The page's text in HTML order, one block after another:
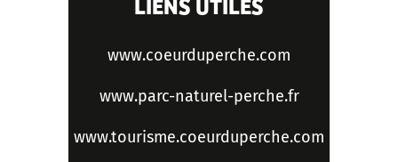
www.coeurduperche.com
www.parc-naturel-perche.fr
www.tourisme.coeurduperche.com